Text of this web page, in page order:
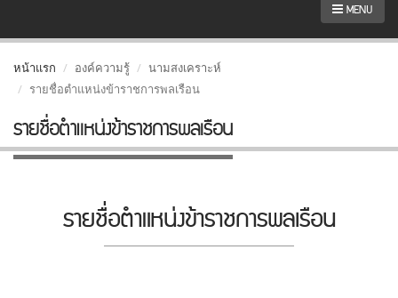
MENU
หน้าแรก องค์ความรู้
นามสงเคราะห์
รายชื่อตำแหน่งข้าราชการพลเรือน
รายชื่อตำแหน่งข้าราชการพลเรือน
รายชื่อตำแหน่งข้าราชการพลเรือน